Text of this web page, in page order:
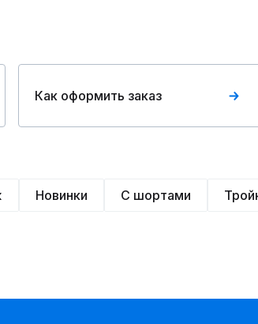
Как оформить заказ
Новинки С шортами